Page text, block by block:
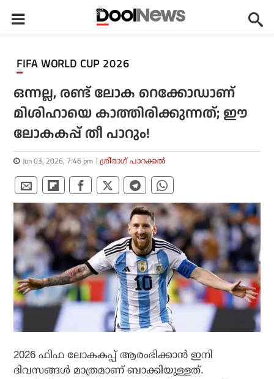
FIFA WORLD CUP 2026
ഒന്നല്ല, രണ്ട് ലോക റെക്കോഡാണ്
മിശിഹായെ കാത്തിരിക്കുന്നത്; ഈ
ലോകകപ്പ് തീ പാറും!
Jun 03, 2026, 7:46 pm ശ്രീരാഗ് പാറക്കല്‍
2026 ഫിഫ ലോകകപ്പ് ആരംഭിക്കാന്‍ ഇനി
ദിവസങ്ങള്‍ മാത്രമാണ് ബാക്കിയുള്ളത്.